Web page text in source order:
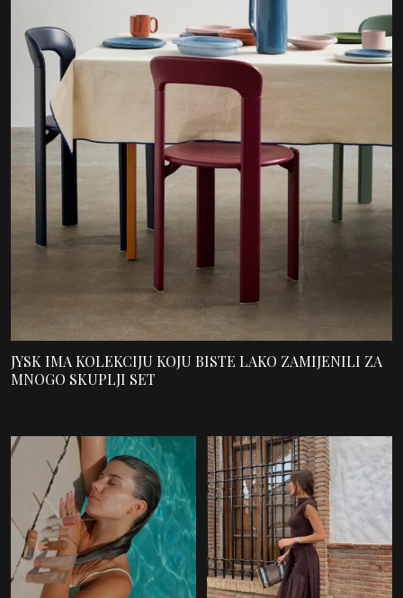
JYSK IMA KOLEKCIJU KOJU BISTE LAKO ZAMIJENILI ZA
MNOGO SKUPLJI SET